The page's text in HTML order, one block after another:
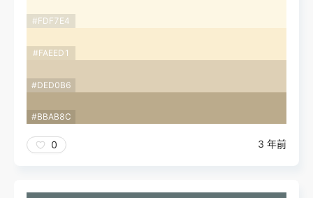
#FDF7E4
#FAEED1
#DED0B6
#BBAB8C
0 3 年前